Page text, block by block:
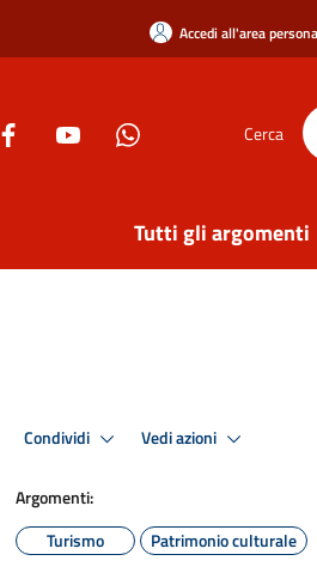
Accedi all'area
Cerca
Tutti gli argomenti
Condividi Vedi azioni
Argomenti:
Turismo
Patrimonio culturale